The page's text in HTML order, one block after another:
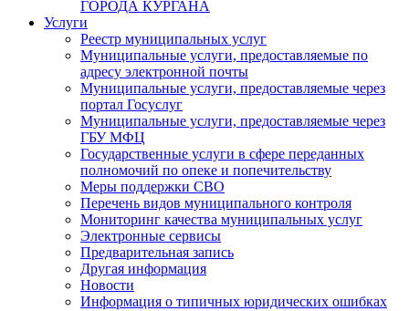
ГОРОДА КУРГАНА
Услуги
Реестр муниципальных услуг
Муниципальные услуги, предоставляемые по
адресу электронной почты
Муниципальные услуги, предоставляемые через
портал Госуслуг
Муниципальные услуги, предоставляемые через
ГБУ МФЦ
Государственные услуги в сфере переданных
полномочий по опеке и попечительству
Меры поддержки СВО
Перечень видов муниципального контроля
Мониторинг качества муниципальных услуг
Электронные сервисы
Предварительная запись
Другая информация
Новости
Информация о типичных юридических ошибках